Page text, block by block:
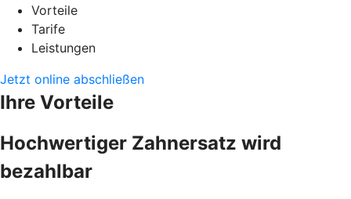
Vorteile
Tarife
Leistungen
Jetzt online abschließen
Ihre Vorteile
Hochwertiger Zahnersatz wird
bezahlbar